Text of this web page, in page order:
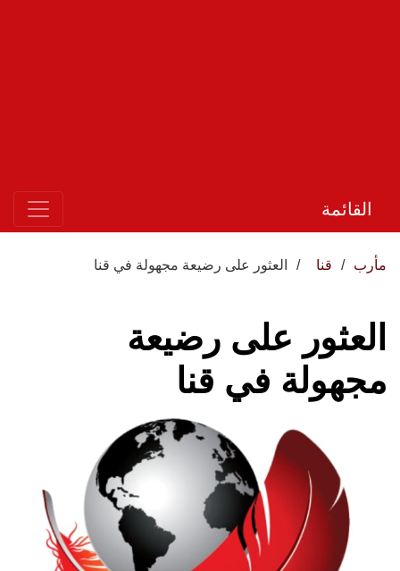
القائمة
مأرب قنا العثور على رضيعة مجهولة في قنا
العثور على رضيعة
مجهولة في قنا